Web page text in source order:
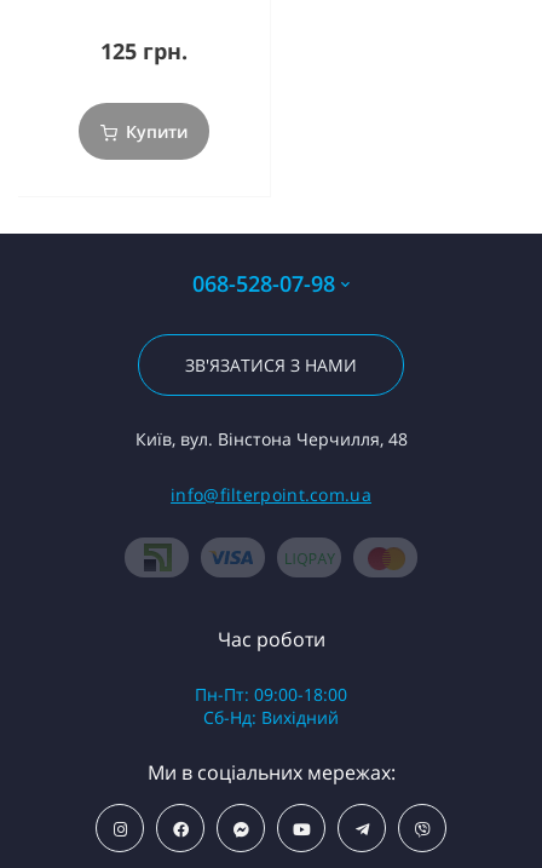
125 грн.
Купити
068-528-07-98
ЗВ'ЯЗАТИСЯ З НАМИ
Київ, вул. Вінстона Черчилля, 48
info@filterpoint.com.ua
Час роботи
Пн-Пт: 09:00-18:00
Сб-Нд: Вихідний
Ми в соціальних мережах: